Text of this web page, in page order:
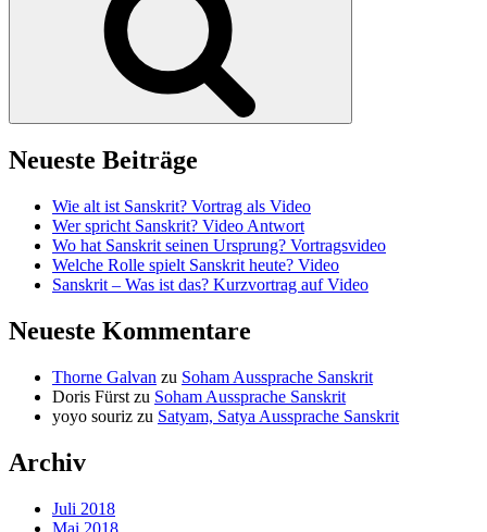
Neueste Beiträge
Wie alt ist Sanskrit? Vortrag als Video
Wer spricht Sanskrit? Video Antwort
Wo hat Sanskrit seinen Ursprung? Vortragsvideo
Welche Rolle spielt Sanskrit heute? Video
Sanskrit – Was ist das? Kurzvortrag auf Video
Neueste Kommentare
Thorne Galvan zu Soham Aussprache Sanskrit
Doris Fürst zu Soham Aussprache Sanskrit
yoyo souriz zu Satyam, Satya Aussprache Sanskrit
Archiv
Juli 2018
Mai 2018